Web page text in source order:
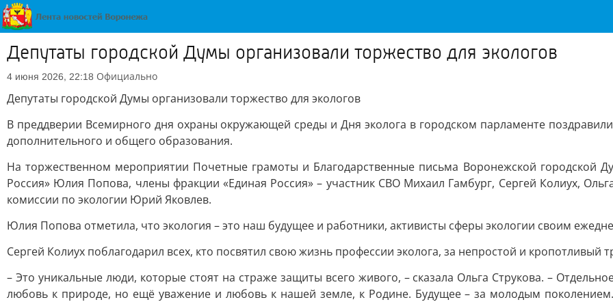
Депутаты городской Думы организовали торжество для экологов
4 июня 2026, 22:18 Официально
Депутаты городской Думы организовали торжество для экологов
В преддверии Всемирного дня охраны окружающей среды и Дня эколога в городском парламенте
дополнительного и общего образования.
На торжественном мероприятии Почетные грамоты и Благодарственные письма Воронежской городской
Россия» Юлия Попова, члены фракции «Единая Россия» – участник СВО Михаил Гамбург, Сергей Колиух,
комиссии по экологии Юрий Яковлев.
Юлия Попова отметила, что экология – это наш будущее и работники, активисты сферы экологии своим
Сергей Колиух поблагодарил всех, кто посвятил свою жизнь профессии эколога, за непростой и кропотливый
– Это уникальные люди, которые стоят на страже защиты всего живого, – сказала Ольга Струкова. –
любовь к природе, но ещё уважение и любовь к нашей земле, к Родине. Будущее – за молодым